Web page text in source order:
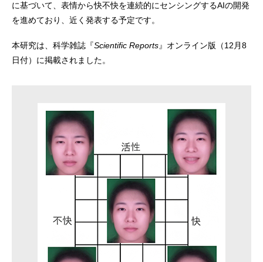
に基づいて、表情から快不快を連続的にセンシングするAIの開発
を進めており、近く発表する予定です。
本研究は、科学雑誌『Scientific Reports』オンライン版（12月8
日付）に掲載されました。